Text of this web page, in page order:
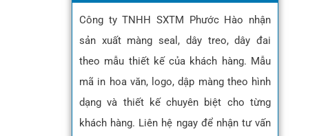
Công ty TNHH SXTM Phước Hào nhận
sản xuất màng seal, dây treo, dây đai
theo mẫu thiết kế của khách hàng. Mẫu
mã in hoa văn, logo, dập màng theo hình
dạng và thiết kế chuyên biệt cho từng
khách hàng. Liên hệ ngay để nhận tư vấn